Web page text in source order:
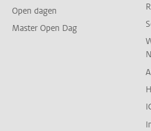
Open dagen
Master Open Dag